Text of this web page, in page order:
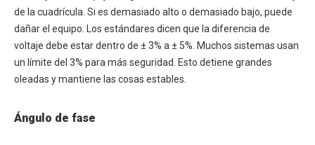
de la cuadrícula. Si es demasiado alto o demasiado bajo, puede
dañar el equipo. Los estándares dicen que la diferencia de
voltaje debe estar dentro de ± 3% a ± 5%. Muchos sistemas usan
un límite del 3% para más seguridad. Esto detiene grandes
oleadas y mantiene las cosas estables.
Ángulo de fase